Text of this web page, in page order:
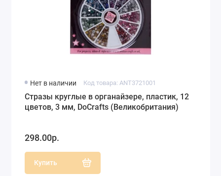
Нет в наличии Код товара: ANT3721001
Стразы круглые в органайзере, пластик, 12
цветов, 3 мм, DoCrafts (Великобритания)
298.00р.
Купить